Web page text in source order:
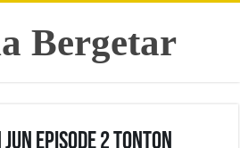
Bergetar
Episode 2 Tonton